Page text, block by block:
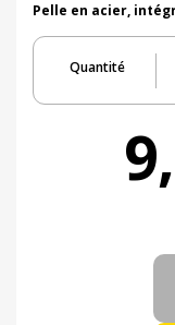
Pelle en acier,
Quantité